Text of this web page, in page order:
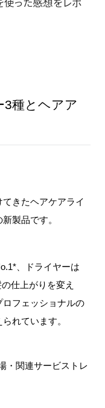
った感想をレポ
3種とヘアア
きたヘアケアライ
製品です。
、ドライヤーは
仕上がりを変え
ロフェッショナルの
れています。
・関連サービストレ